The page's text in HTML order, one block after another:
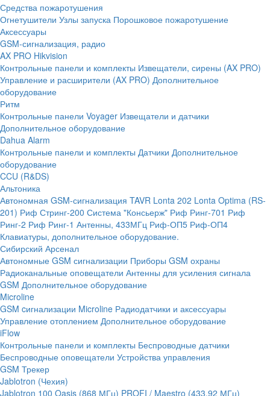
Средства пожаротушения
Огнетушители Узлы запуска Порошковое пожаротушение
Аксессуары
GSM-сигнализация, радио
AX PRO Hikvision
Контрольные панели и комплекты Извещатели, сирены (AX PRO)
Управление и расширители (AX PRO) Дополнительное
оборудование
Ритм
Контрольные панели Voyager Извещатели и датчики
Дополнительное оборудование
Dahua Alarm
Контрольные панели и комплекты Датчики Дополнительное
оборудование
CCU (R&DS)
Альтоника
Автономная GSM-сигнализация TAVR Lonta 202 Lonta Optima (RS-
201) Риф Стринг-200 Система "Консьерж" Риф Ринг-701 Риф
Ринг-2 Риф Ринг-1 Антенны, 433МГц Риф-ОП5 Риф-ОП4
Клавиатуры, дополнительное оборудование.
Сибирский Арсенал
Автономные GSM сигнализации Приборы GSM охраны
Радиоканальные оповещатели Антенны для усиления сигнала
GSM Дополнительное оборудование
Microline
GSM cигнализации Microline Радиодатчики и аксессуары
Управление отоплением Дополнительное оборудование
iFlow
Контрольные панели и комплекты Беспроводные датчики
Беспроводные оповещатели Устройства управления
GSM Трекер
Jablotron (Чехия)
Jablotron 100 Oasis (868 МГц) PROFI / Maestro (433,92 МГц)